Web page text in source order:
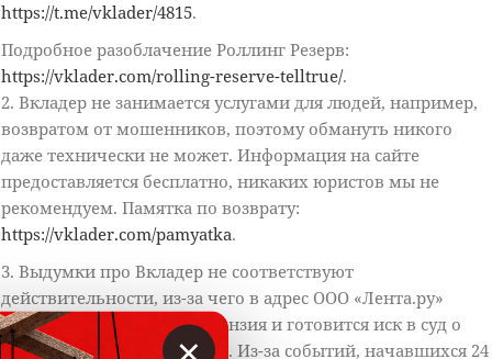
https://t.me/vklader/4815.
Подробное разоблачение Роллинг Резерв:
https://vklader.com/rolling-reserve-telltrue/.
2. Вкладер не занимается услугами для людей, например,
возвратом от мошенников, поэтому обмануть никого
даже технически не может. Информация на сайте
предоставляется бесплатно, никаких юристов мы не
рекомендуем. Памятка по возврату:
https://vklader.com/pamyatka.
3. Выдумки про Вкладер не соответствуют
действительности, из-за чего в адрес ООО «Лента.ру»
написана досудебная претензия и готовится иск в суд о
защите деловой репутации. Из-за событий, начавшихся 24